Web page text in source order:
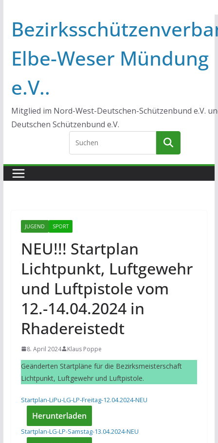
Elbe-Weser Mündung
e.V..
Mitglied im Nord-West-Deutschen-Schützenbund e.V.
Deutschen Schützenbund e.V.
JUGEND SPORT
NEU!!! Startplan
Lichtpunkt, Luftgewehr
und Luftpistole vom
12.-14.04.2024 in
Rhadereistedt
8. April 2024 Klaus Poppe
Geänderten Startpläne für die Bezirksmeisterschaft
Lichtpunkt, Luftgewehr und Luftpistole.
Startplan-LiPu-LG-LP-Freitag-12.04.2024-NEU
Herunterladen
Startplan-LG-LP-Samstag-13.04.2024-NEU